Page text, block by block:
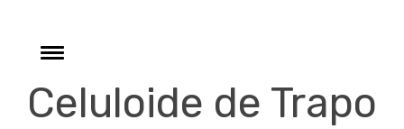
contentToggle
Celuloide de Trapo